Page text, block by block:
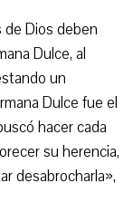
Dios deben
Dulce, al
un
Dulce fue el
hacer cada
su herencia,
desabrocharla»,